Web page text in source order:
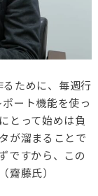
るために、毎週行
ート機能を使っ
とって始めは負
が溜まることで
ですから、この
齋藤氏）